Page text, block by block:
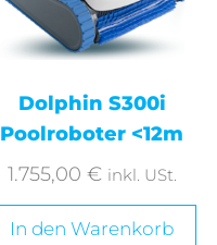
Dolphin S300i
Poolroboter <12m
1.755,00 € inkl. USt.
In den Warenkorb